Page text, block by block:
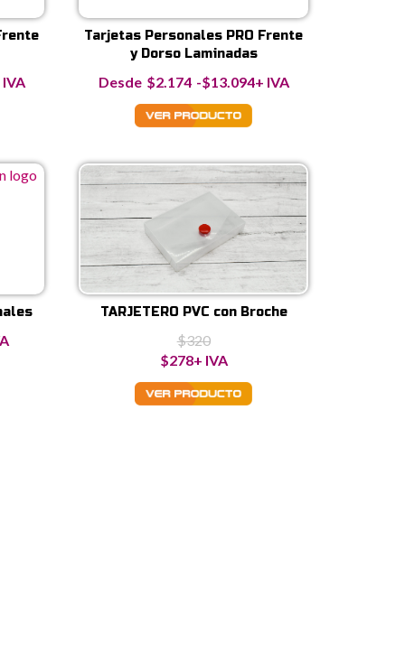
IVA
Tarjetas Personales PRO Frente
y Dorso Laminadas
$2.174 -$13.094Rango
$2.174
hasta
$13.094
+ IVA
TARJETERO PVC con Broche
$320
El
precio
original
$278El
precio
actual
+ IVA